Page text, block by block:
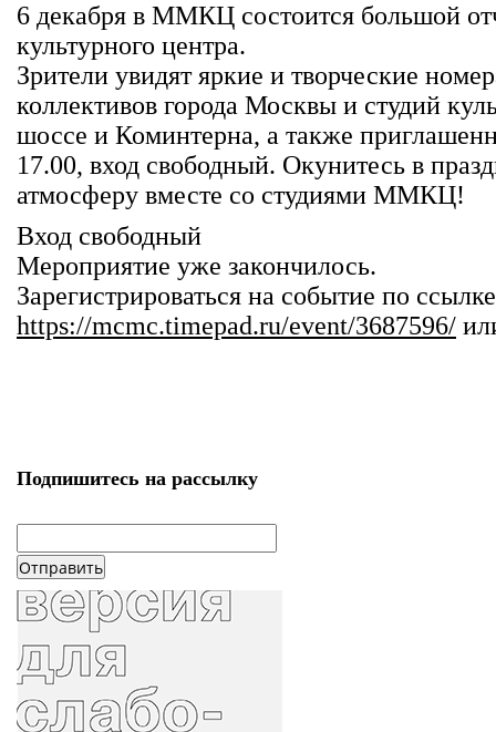
6 декабря в ММКЦ состоится большой
культурного центра.
Зрители увидят яркие и творческие
коллективов города Москвы и студий
шоссе и Коминтерна, а также
17.00, вход свободный. Окунитесь в
атмосферу вместе со студиями ММКЦ!
Вход свободный
Мероприятие уже закончилось.
Зарегистрироваться на событие по
https://mcmc.timepad.ru/event/3687596/
Подпишитесь на рассылку